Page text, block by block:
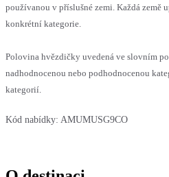
používanou v příslušné zemi. Každá
konkrétní kategorie.
Polovina hvězdičky uvedená ve slovním
nadhodnocenou nebo podhodnocenou
kategorií.
Kód nabídky: AMUMUSG9CO